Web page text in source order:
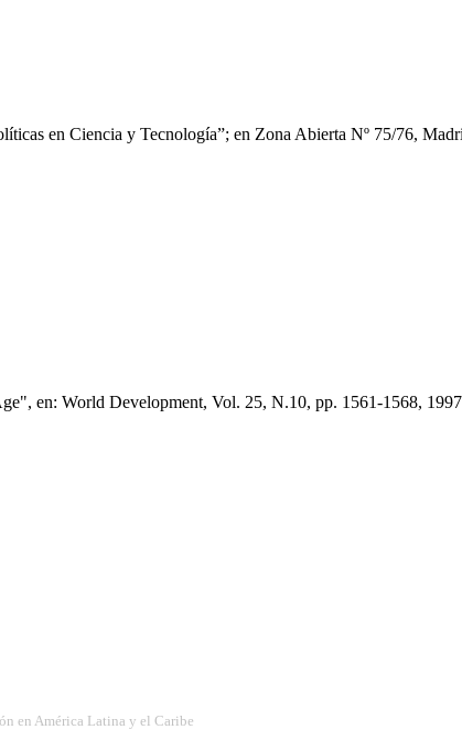
en Ciencia y Tecnología”; en Zona Abierta Nº 75/76,
en: World Development, Vol. 25, N.10, pp. 1561-1568,
en América Latina y el Caribe